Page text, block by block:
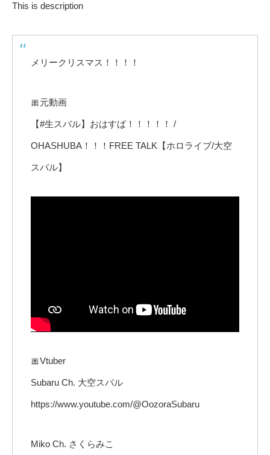
This is description
メリークリスマス！！！！
🎀元動画
【#生スバル】おはすば！！！！！ /
OHASHUBA！！！FREE TALK【ホロライブ/大空
スバル】
🎀Vtuber
Subaru Ch. 大空スバル
https://www.youtube.com/@OozoraSubaru
Miko Ch. さくらみこ